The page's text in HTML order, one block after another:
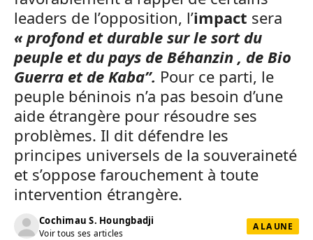
leaders de l’opposition, l’impact sera
« profond et durable sur le sort du
peuple et du pays de Béhanzin , de Bio
Guerra et de Kaba”. Pour ce parti, le
peuple béninois n’a pas besoin d’une
aide étrangère pour résoudre ses
problèmes. Il dit défendre les
principes universels de la souveraineté
et s’oppose farouchement à toute
intervention étrangère.
Cochimau S. Houngbadji
Voir tous ses articles
A LA UNE